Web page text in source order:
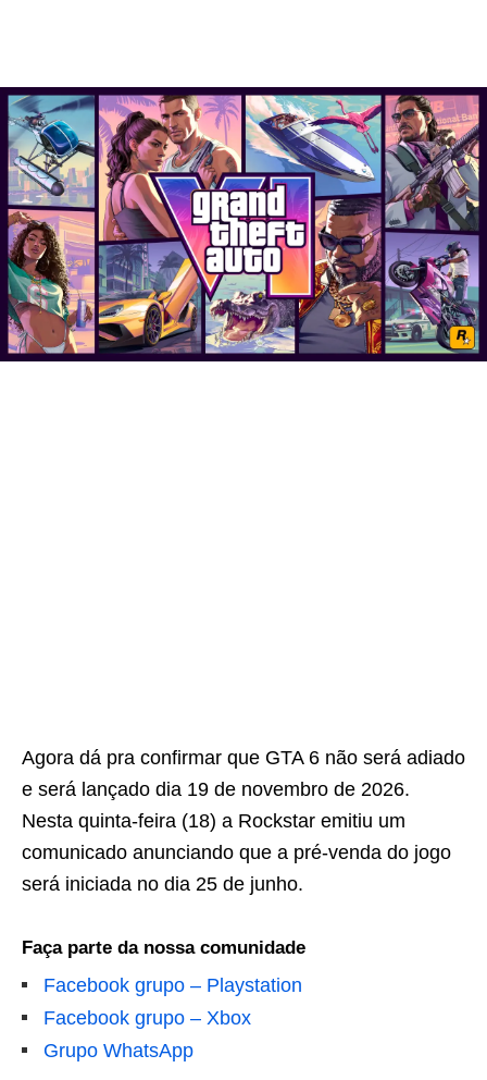
Agora dá pra confirmar que GTA 6 não será adiado
e será lançado dia 19 de novembro de 2026.
Nesta quinta-feira (18) a Rockstar emitiu um
comunicado anunciando que a pré-venda do jogo
será iniciada no dia 25 de junho.
Faça parte da nossa comunidade
Facebook grupo – Playstation
Facebook grupo – Xbox
Grupo WhatsApp